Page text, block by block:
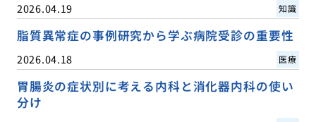
2026.04.19 知識
脂質異常症の事例研究から学ぶ病院受診の重要性
2026.04.18 医療
胃腸炎の症状別に考える内科と消化器内科の使い
分け